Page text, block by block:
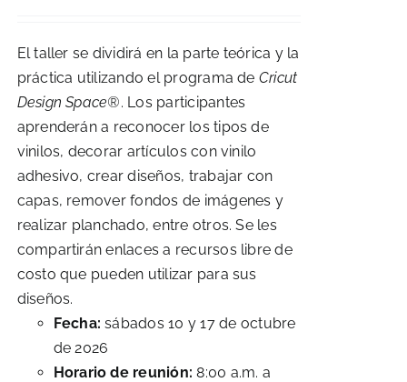
El taller se dividirá en la parte teórica y la
práctica utilizando el programa de Cricut
Design Space®. Los participantes
aprenderán a reconocer los tipos de
vinilos, decorar artículos con vinilo
adhesivo, crear diseños, trabajar con
capas, remover fondos de imágenes y
realizar planchado, entre otros. Se les
compartirán enlaces a recursos libre de
costo que pueden utilizar para sus
diseños.
Fecha: sábados 10 y 17 de octubre
de 2026
Horario de reunión: 8:00 a.m. a